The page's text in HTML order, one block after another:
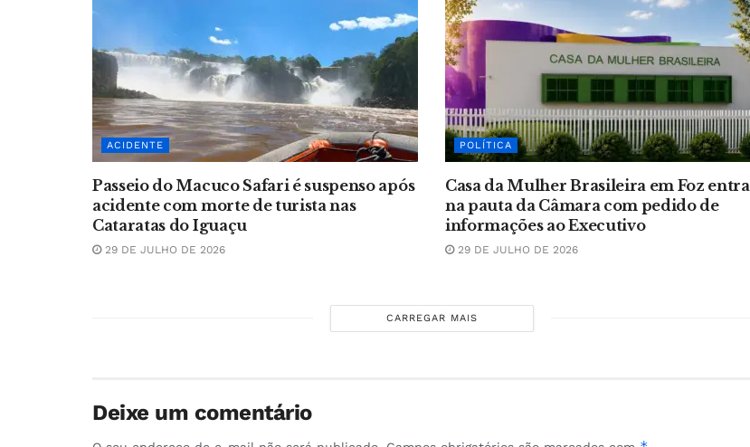
ACIDENTE
Passeio do Macuco Safari é suspenso após
acidente com morte de turista nas
Cataratas do Iguaçu
29 DE JULHO DE 2026
POLÍTICA
Casa da Mulher Brasileira em Foz entra
na pauta da Câmara com pedido de
informações ao Executivo
29 DE JULHO DE 2026
CARREGAR MAIS
Deixe um comentário